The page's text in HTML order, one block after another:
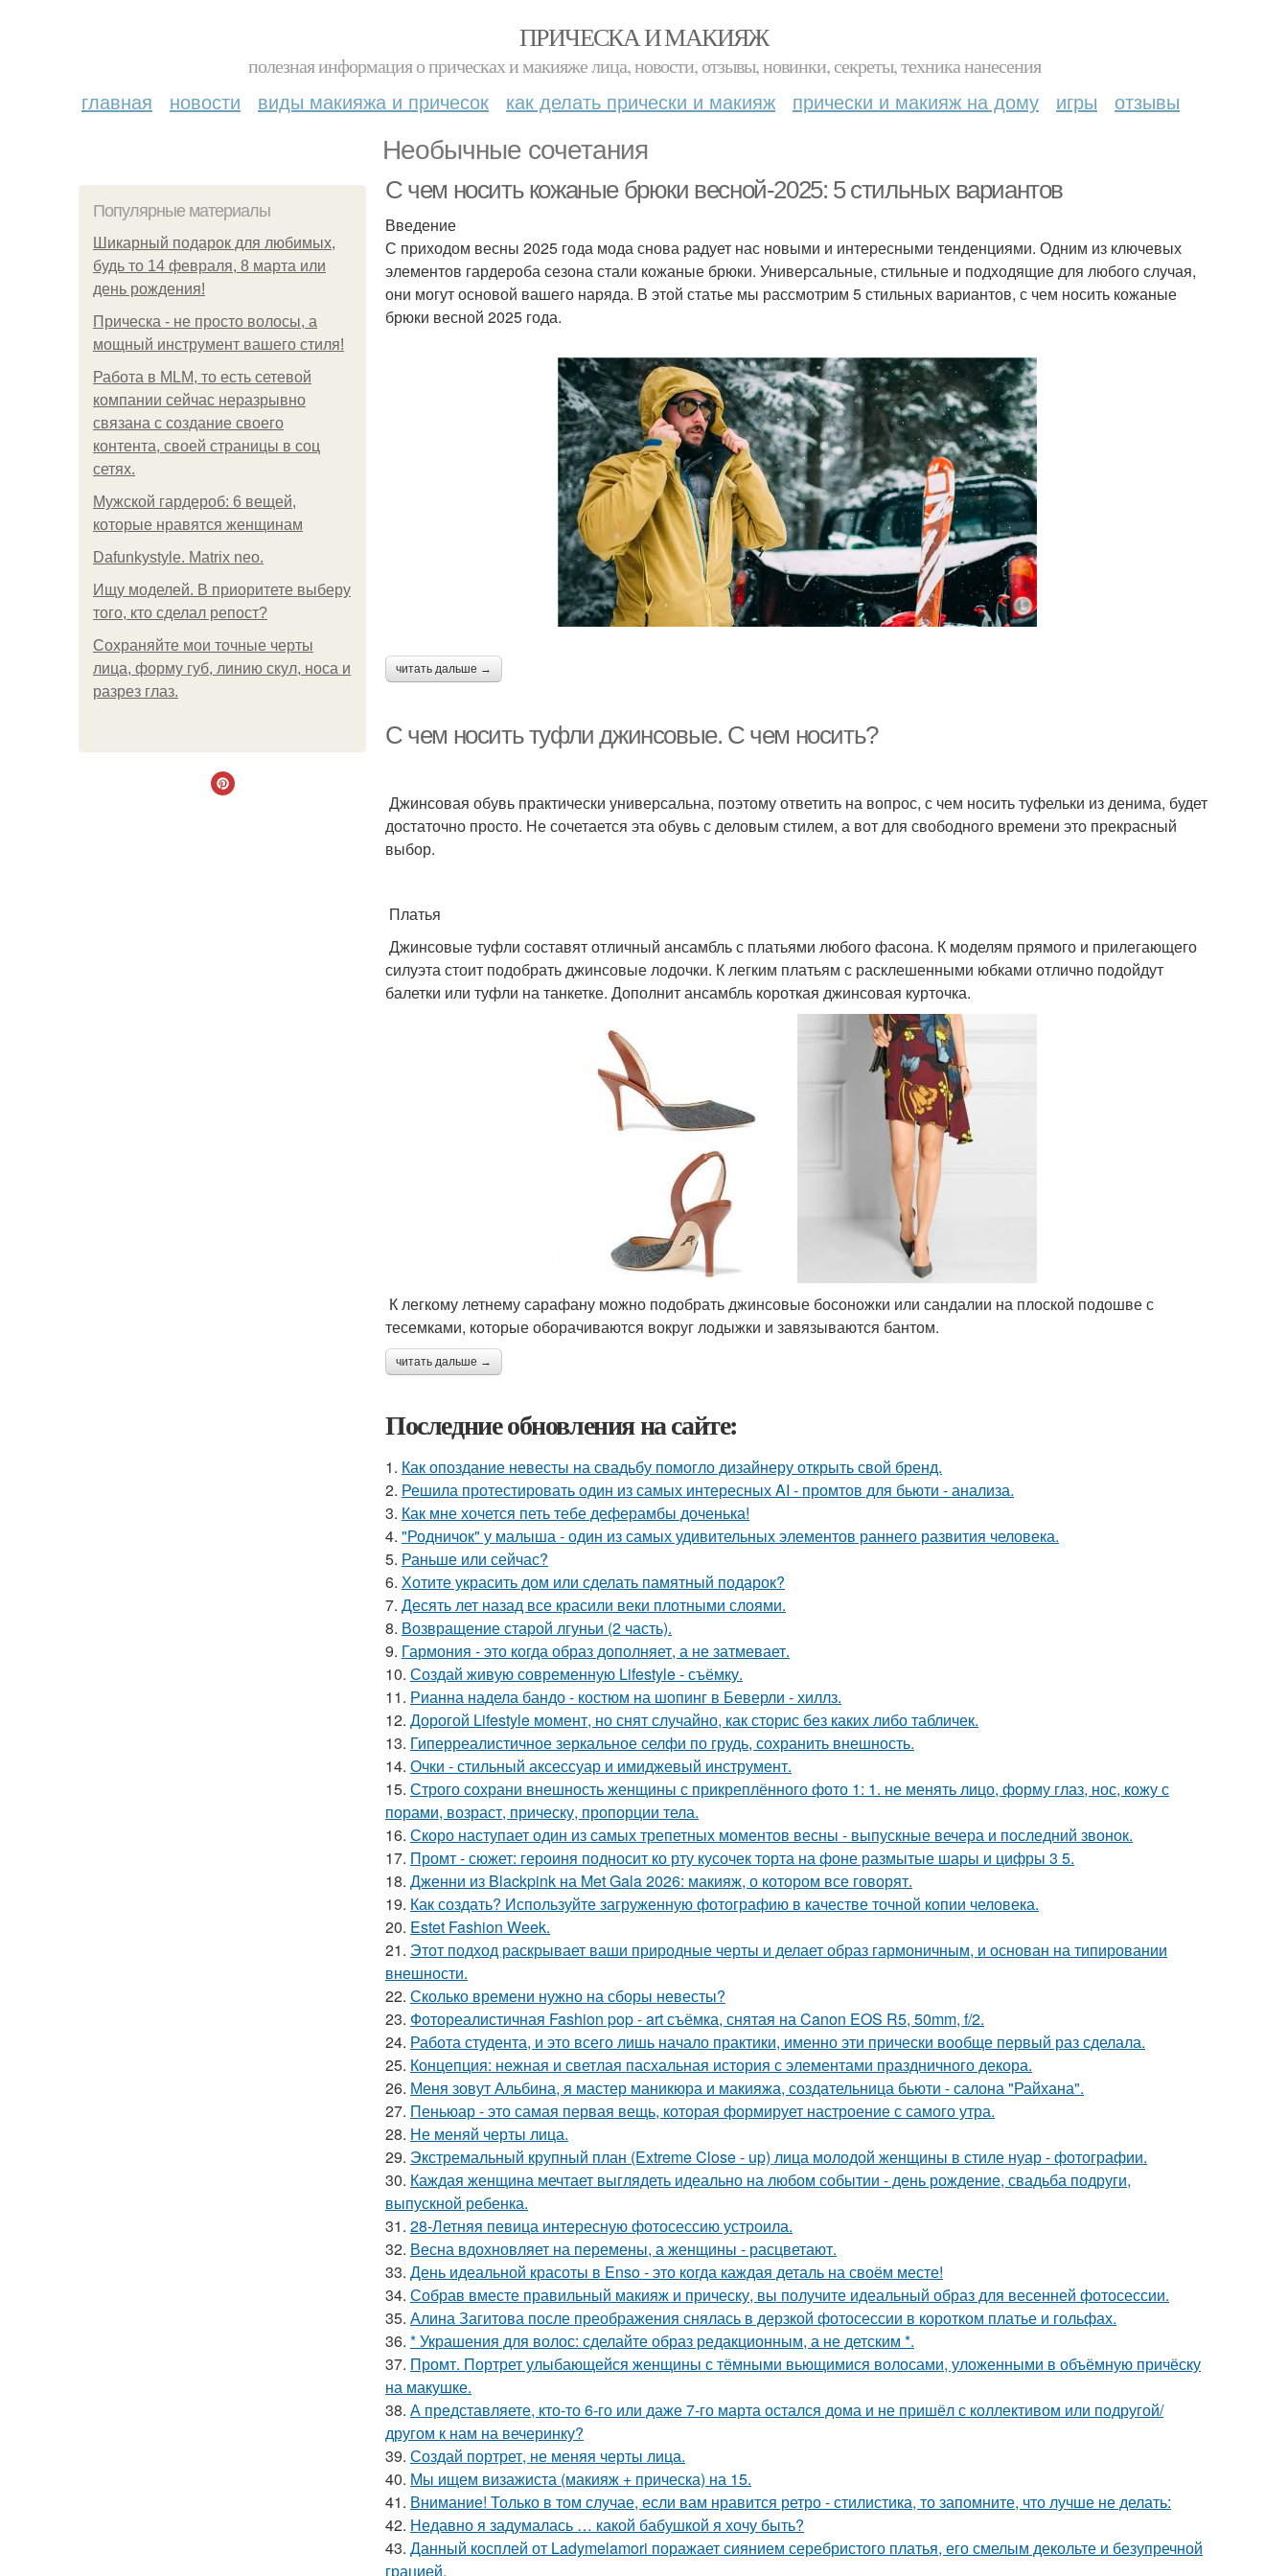
ПРИЧЕСКА И МАКИЯЖ
полезная информация о прическах и макияже лица, новости, отзывы, новинки, секреты, техника нанесения
главная новости виды макияжа и причесок как делать прически и макияж прически и макияж на дому игры отзывы
Необычные сочетания
Популярные материалы
Шикарный подарок для любимых,
будь то 14 февраля, 8 марта или
день рождения!
Прическа - не просто волосы, а
мощный инструмент вашего стиля!
Работа в MLM, то есть сетевой
компании сейчас неразрывно
связана с создание своего
контента, своей страницы в соц
сетях.
Мужской гардероб: 6 вещей,
которые нравятся женщинам
Dafunkystyle. Matrix neo.
Ищу моделей. В приоритете выберу
того, кто сделал репост?
Сохраняйте мои точные черты
лица, форму губ, линию скул, носа и
разрез глаз.
С чем носить кожаные брюки весной-2025: 5 стильных вариантов
Введение
С приходом весны 2025 года мода снова радует нас новыми и интересными тенденциями. Одним из ключевых
элементов гардероба сезона стали кожаные брюки. Универсальные, стильные и подходящие для любого случая,
они могут основой вашего наряда. В этой статье мы рассмотрим 5 стильных вариантов, с чем носить кожаные
брюки весной 2025 года.
читать дальше →
С чем носить туфли джинсовые. С чем носить?
Джинсовая обувь практически универсальна, поэтому ответить на вопрос, с чем носить туфельки из денима, будет
достаточно просто. Не сочетается эта обувь с деловым стилем, а вот для свободного времени это прекрасный
выбор.
Платья
Джинсовые туфли составят отличный ансамбль с платьями любого фасона. К моделям прямого и прилегающего
силуэта стоит подобрать джинсовые лодочки. К легким платьям с расклешенными юбками отлично подойдут
балетки или туфли на танкетке. Дополнит ансамбль короткая джинсовая курточка.
К легкому летнему сарафану можно подобрать джинсовые босоножки или сандалии на плоской подошве с
тесемками, которые оборачиваются вокруг лодыжки и завязываются бантом.
читать дальше →
Последние обновления на сайте:
1. Как опоздание невесты на свадьбу помогло дизайнеру открыть свой бренд.
2. Решила протестировать один из самых интересных AI - промтов для бьюти - анализа.
3. Как мне хочется петь тебе деферамбы доченька!
4. "Родничок" у малыша - один из самых удивительных элементов раннего развития человека.
5. Раньше или сейчас?
6. Хотите украсить дом или сделать памятный подарок?
7. Десять лет назад все красили веки плотными слоями.
8. Возвращение старой лгуньи (2 часть).
9. Гармония - это когда образ дополняет, а не затмевает.
10. Создай живую современную Lifestyle - съёмку.
11. Рианна надела бандо - костюм на шопинг в Беверли - хиллз.
12. Дорогой Lifestyle момент, но снят случайно, как сторис без каких либо табличек.
13. Гиперреалистичное зеркальное селфи по грудь, сохранить внешность.
14. Очки - стильный аксессуар и имиджевый инструмент.
15. Строго сохрани внешность женщины с прикреплённого фото 1: 1. не менять лицо, форму глаз, нос, кожу с
порами, возраст, прическу, пропорции тела.
16. Скоро наступает один из самых трепетных моментов весны - выпускные вечера и последний звонок.
17. Промт - сюжет: героиня подносит ко рту кусочек торта на фоне размытые шары и цифры 3 5.
18. Дженни из Blackpink на Met Gala 2026: макияж, о котором все говорят.
19. Как создать? Используйте загруженную фотографию в качестве точной копии человека.
20. Estet Fashion Week.
21. Этот подход раскрывает ваши природные черты и делает образ гармоничным, и основан на типировании
внешности.
22. Сколько времени нужно на сборы невесты?
23. Фотореалистичная Fashion pop - art съёмка, снятая на Canon EOS R5, 50mm, f/2.
24. Работа студента, и это всего лишь начало практики, именно эти прически вообще первый раз сделала.
25. Концепция: нежная и светлая пасхальная история с элементами праздничного декора.
26. Меня зовут Альбина, я мастер маникюра и макияжа, создательница бьюти - салона "Райхана".
27. Пеньюар - это самая первая вещь, которая формирует настроение с самого утра.
28. Не меняй черты лица.
29. Экстремальный крупный план (Extreme Close - up) лица молодой женщины в стиле нуар - фотографии.
30. Каждая женщина мечтает выглядеть идеально на любом событии - день рождение, свадьба подруги,
выпускной ребенка.
31. 28-Летняя певица интересную фотосессию устроила.
32. Весна вдохновляет на перемены, а женщины - расцветают.
33. День идеальной красоты в Enso - это когда каждая деталь на своём месте!
34. Собрав вместе правильный макияж и прическу, вы получите идеальный образ для весенней фотосессии.
35. Алина Загитова после преображения снялась в дерзкой фотосессии в коротком платье и гольфах.
36. * Украшения для волос: сделайте образ редакционным, а не детским *.
37. Промт. Портрет улыбающейся женщины с тёмными вьющимися волосами, уложенными в объёмную причёску
на макушке.
38. А представляете, кто-то 6-го или даже 7-го марта остался дома и не пришёл с коллективом или подругой/
другом к нам на вечеринку?
39. Создай портрет, не меняя черты лица.
40. Мы ищем визажиста (макияж + прическа) на 15.
41. Внимание! Только в том случае, если вам нравится ретро - стилистика, то запомните, что лучше не делать:
42. Недавно я задумалась … какой бабушкой я хочу быть?
43. Данный косплей от Ladymelamori поражает сиянием серебристого платья, его смелым декольте и безупречной
грацией.